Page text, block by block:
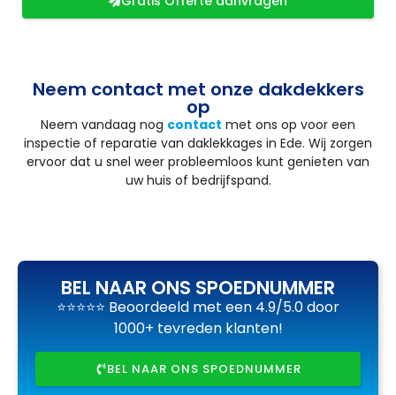
Neem contact met onze dakdekkers
op
Neem vandaag nog contact met ons op voor een
inspectie of reparatie van daklekkages in Ede. Wij zorgen
ervoor dat u snel weer probleemloos kunt genieten van
uw huis of bedrijfspand.
BEL NAAR ONS SPOEDNUMMER
⭐⭐⭐⭐⭐ Beoordeeld met een 4.9/5.0 door
1000+ tevreden klanten!
BEL NAAR ONS SPOEDNUMMER